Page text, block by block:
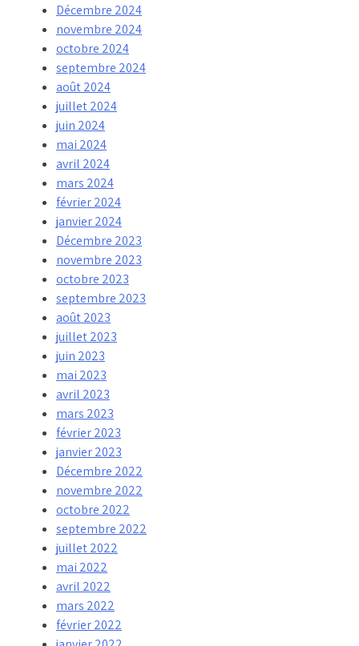
Décembre 2024
novembre 2024
octobre 2024
septembre 2024
août 2024
juillet 2024
juin 2024
mai 2024
avril 2024
mars 2024
février 2024
janvier 2024
Décembre 2023
novembre 2023
octobre 2023
septembre 2023
août 2023
juillet 2023
juin 2023
mai 2023
avril 2023
mars 2023
février 2023
janvier 2023
Décembre 2022
novembre 2022
octobre 2022
septembre 2022
juillet 2022
mai 2022
avril 2022
mars 2022
février 2022